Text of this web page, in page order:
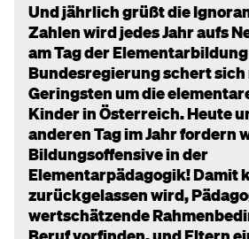
Und jährlich grüßt die
Zahlen wird jedes Jahr aufs
am Tag der
Bundesregierung schert
Geringsten um die
Kinder in Österreich. Heute
anderen Tag im Jahr fordern
Bildungsoffensive in der
Elementarpädagogik! Damit
zurückgelassen wird,
wertschätzende